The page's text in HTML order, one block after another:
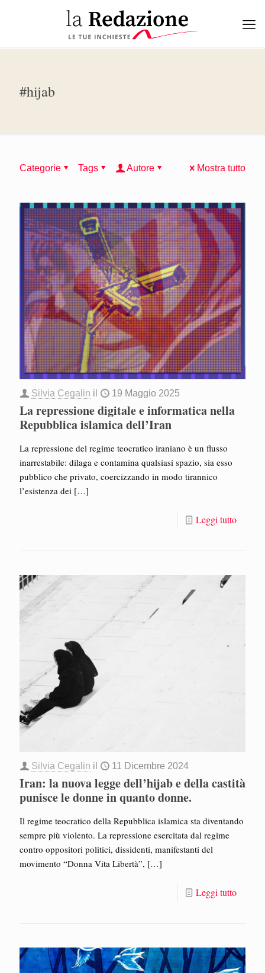
#hijab
Categorie Tags Autore Mostra tutto
Silvia Cegalin il 19 Maggio 2025
La repressione digitale e informatica nella
Repubblica islamica dell’Iran
La repressione del regime teocratico iraniano è un flusso
inarrestabile: dilaga e contamina qualsiasi spazio, sia esso
pubblico che privato, coercizzando in modo tirannico
l’esistenza dei […]
Leggi tutto
Silvia Cegalin il 11 Dicembre 2024
Iran: la nuova legge dell’hijab e della castità
punisce le donne in quanto donne.
Il regime teocratico della Repubblica islamica sta diventando
sempre più violento. La repressione esercitata dal regime
contro oppositori politici, dissidenti, manifestanti del
movimento “Donna Vita Libertà”, […]
Leggi tutto